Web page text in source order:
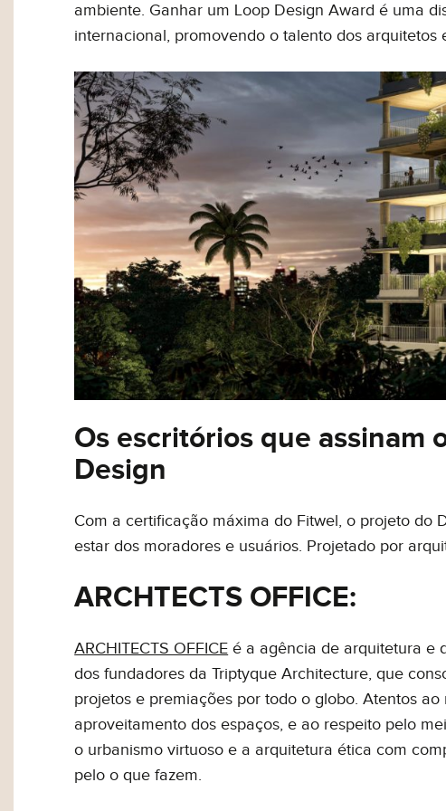
ambiente. Ganhar um Loop Design Award é uma
internacional, promovendo o talento dos arquitetos
Os escritórios que assinam
Design
Com a certificação máxima do Fitwel, o projeto do
estar dos moradores e usuários. Projetado por
ARCHTECTS OFFICE:
ARCHITECTS OFFICE é a agência de arquitetura e
dos fundadores da Triptyque Architecture, que
projetos e premiações por todo o globo. Atentos
aproveitamento dos espaços, e ao respeito pelo
o urbanismo virtuoso e a arquitetura ética com
pelo o que fazem.